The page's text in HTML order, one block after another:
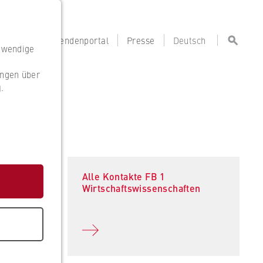
Lehrendenportal Presse Deutsch
Alle Kontakte FB 1
Wirtschaftswissenschaften
über